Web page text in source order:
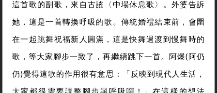
這首歌的副歌，來自古謠〈中場休息歌〉。外婆告訴
她，這是一首轉換呼吸的歌。傳統婚禮結束前，會圍
在一起跳舞祝福新人圓滿，這是快舞過渡到慢舞時的
歌，等大家腳步一致了，再繼續跳下一首。阿爆(阿仍
仍)覺得這歌的作用很有意思：「反映到現代人生活，